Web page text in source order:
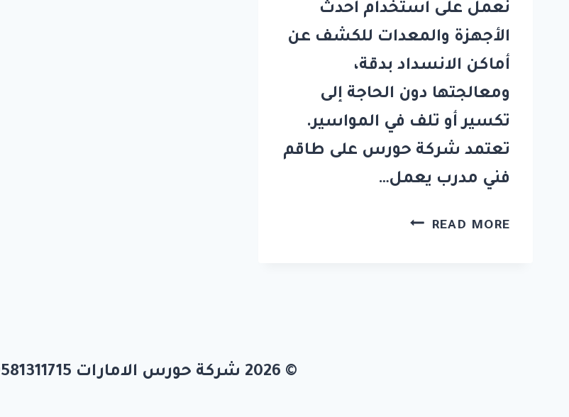
نعمل على استخدام أحدث
الأجهزة والمعدات للكشف عن
أماكن الانسداد بدقة،
ومعالجتها دون الحاجة إلى
تكسير أو تلف في المواسير.
تعتمد شركة حورس على طاقم
فني مدرب يعمل…
READ MORE شركة
© 2026 شركة حورس الامارات 0581311715 جميع الحقوق